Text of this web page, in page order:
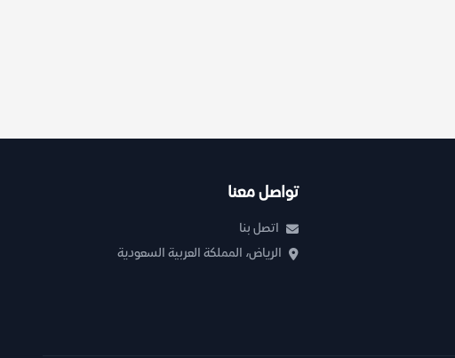
تواصل معنا
اتصل بنا
الرياض، المملكة العربية السعودية